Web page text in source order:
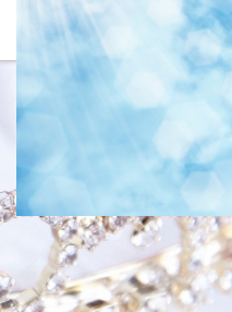
スタッフブログ